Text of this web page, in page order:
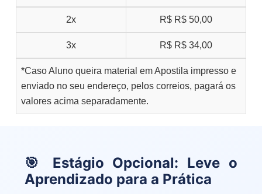
2x R$ R$ 50,00
3x R$ R$ 34,00
*Caso Aluno queira material em Apostila impresso e
enviado no seu endereço, pelos correios, pagará os
valores acima separadamente.
🎯 Estágio Opcional: Leve o
Aprendizado para a Prática